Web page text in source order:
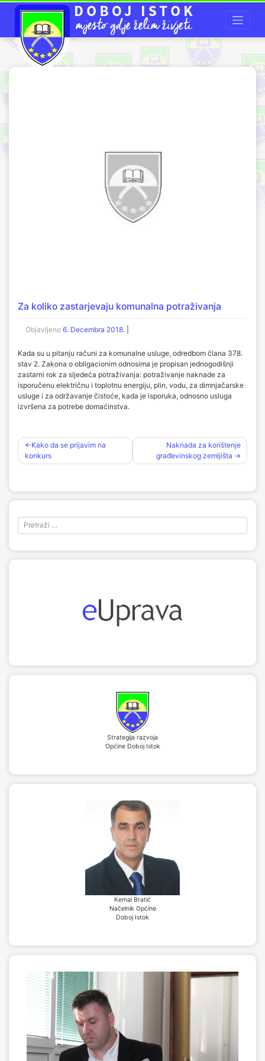
Za koliko zastarjevaju komunalna potraživanja
Objavljeno 6. Decembra 2018.
Kada su u pitanju računi za komunalne usluge, odredbom člana 378.
stav 2. Zakona o obligacionim odnosima je propisan jednogodišnji
zastarni rok za sljedeća potraživanja: potraživanje naknade za
isporučenu električnu i toplotnu energiju, plin, vodu, za dimnjačarske
usluge i za održavanje čistoće, kada je isporuka, odnosno usluga
izvršena za potrebe domaćinstva.
Navigacija
članaka
Kako da se prijavim na
konkurs
Naknada za korištenje
građevinskog zemljišta
Strategija razvoja
Općine Doboj Istok
Kemal Bratić
Načelnik Općine
Doboj Istok